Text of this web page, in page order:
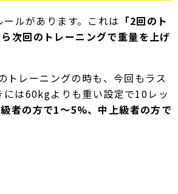
ールがあります。これは 「2回のト
次回のトレーニングで重量を上げ
トレーニングの時も、今回もラス
は60kgよりも重い設定で10レッ
者の方で1〜5%、中上級者の方で